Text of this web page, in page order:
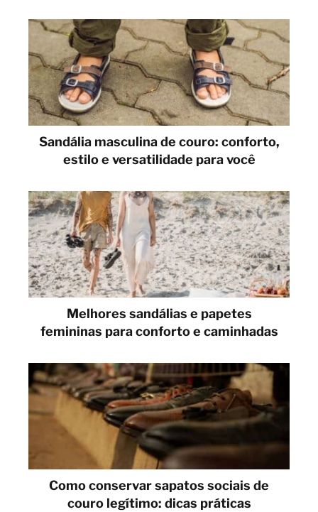
Sandália masculina de couro: conforto,
estilo e versatilidade para você
Melhores sandálias e papetes
femininas para conforto e caminhadas
Como conservar sapatos sociais de
couro legítimo: dicas práticas